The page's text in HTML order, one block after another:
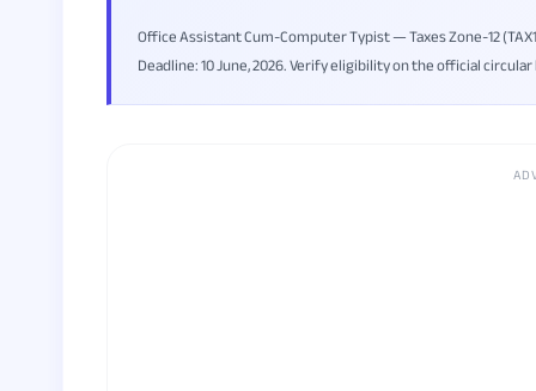
Office Assistant Cum-Computer Typist — Taxes Zone-12
Deadline: 10 June, 2026. Verify eligibility on the official